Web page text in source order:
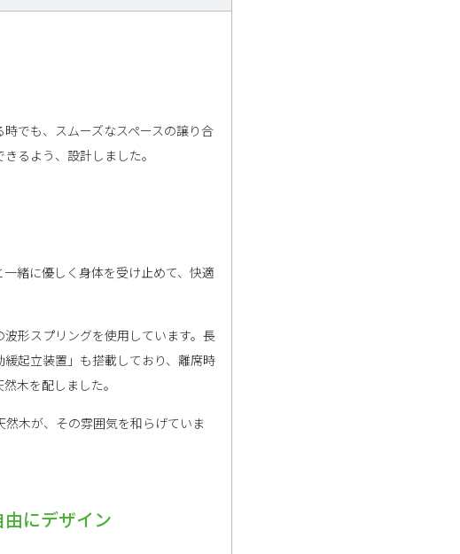
でも、スムーズなスペースの譲り合
るよう、設計しました。
緒に優しく身体を受け止めて、快適
形スプリングを使用しています。長
起立装置」も搭載しており、離席時
木を配しました。
木が、その雰囲気を和らげていま
にデザイン